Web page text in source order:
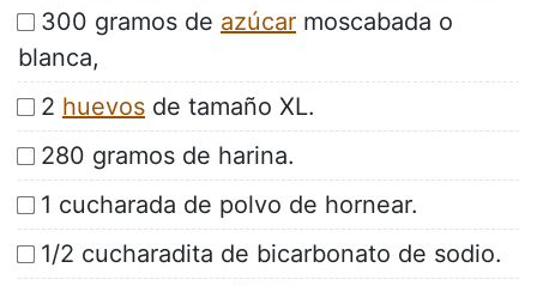
300 gramos de azúcar moscabada o
blanca,
2 huevos de tamaño XL.
280 gramos de harina.
1 cucharada de polvo de hornear.
1/2 cucharadita de bicarbonato de sodio.